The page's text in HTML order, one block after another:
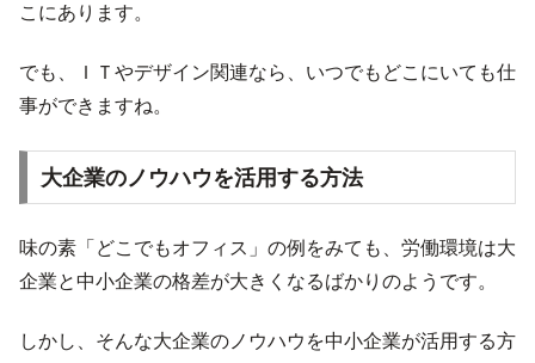
こにあります。
でも、ＩＴやデザイン関連なら、いつでもどこにいても仕
事ができますね。
大企業のノウハウを活用する方法
味の素「どこでもオフィス」の例をみても、労働環境は大
企業と中小企業の格差が大きくなるばかりのようです。
しかし、そんな大企業のノウハウを中小企業が活用する方